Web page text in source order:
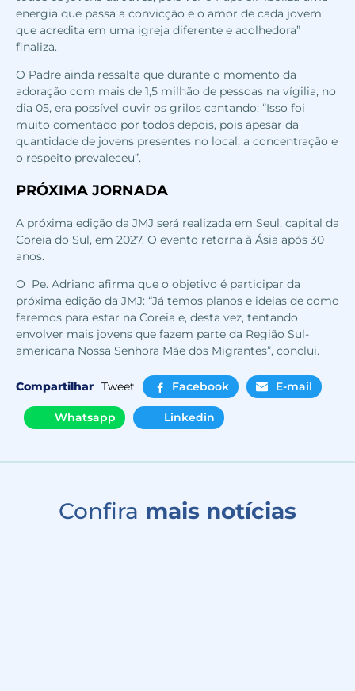
energia que passa a convicção e o amor de cada jovem
que acredita em uma igreja diferente e acolhedora”
finaliza.
O Padre ainda ressalta que durante o momento da
adoração com mais de 1,5 milhão de pessoas na vígilia, no
dia 05, era possível ouvir os grilos cantando: “Isso foi
muito comentado por todos depois, pois apesar da
quantidade de jovens presentes no local, a concentração e
o respeito prevaleceu”.
PRÓXIMA JORNADA
A próxima edição da JMJ será realizada em Seul, capital da
Coreia do Sul, em 2027. O evento retorna à Ásia após 30
anos.
O Pe. Adriano afirma que o objetivo é participar da
próxima edição da JMJ: “Já temos planos e ideias de como
faremos para estar na Coreia e, desta vez, tentando
envolver mais jovens que fazem parte da Região Sul-
americana Nossa Senhora Mãe dos Migrantes”, conclui.
Compartilhar Tweet Facebook E-mail
Whatsapp Linkedin
Confira mais notícias